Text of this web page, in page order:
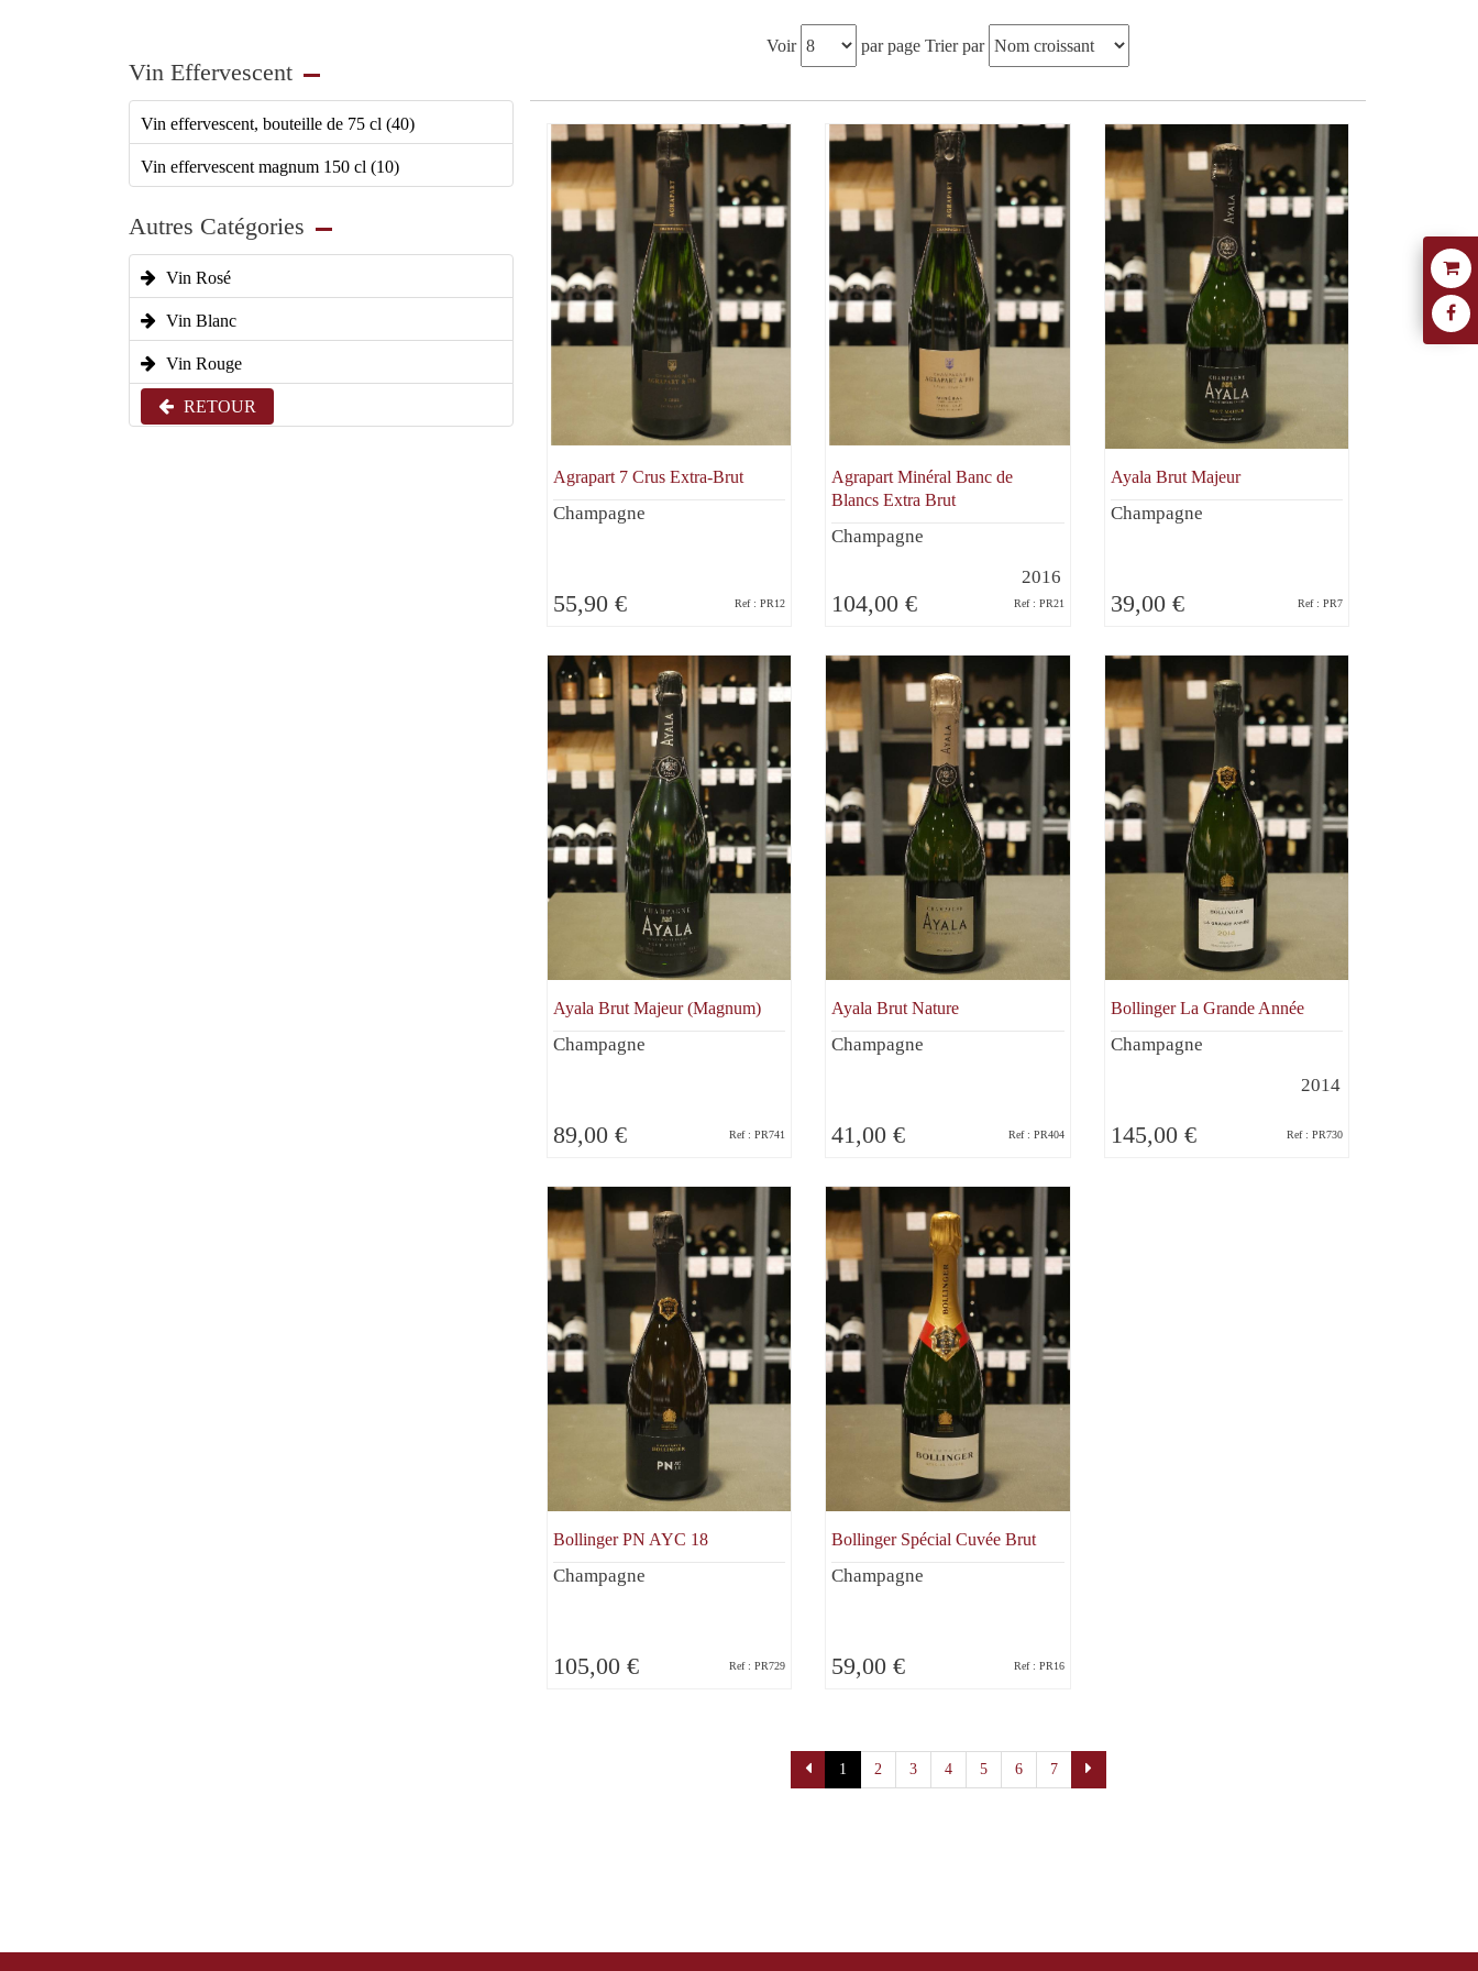
Vin Effervescent
Vin effervescent, bouteille de 75 cl (40)
Vin effervescent magnum 150 cl (10)
Autres Catégories
Vin Rosé
Vin Blanc
Vin Rouge
RETOUR
Voir par page Trier par
Agrapart 7 Crus Extra-Brut
Champagne
55,90 € Ref : PR12
Agrapart Minéral Banc de
Blancs Extra Brut
Champagne
2016
104,00 € Ref : PR21
Ayala Brut Majeur
Champagne
39,00 € Ref : PR7
Ayala Brut Majeur (Magnum)
Champagne
89,00 € Ref : PR741
Ayala Brut Nature
Champagne
41,00 € Ref : PR404
Bollinger La Grande Année
Champagne
2014
145,00 € Ref : PR730
Bollinger PN AYC 18
Champagne
105,00 € Ref : PR729
Bollinger Spécial Cuvée Brut
Champagne
59,00 € Ref : PR16
1 2 3 4 5 6 7